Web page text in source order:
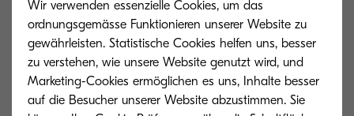
Garantiebedingung - Vor Ort
(Garantiebedingung_2021_Vor-Ort_DE.pdf)
290 KB | PDF
Wir verwenden essenzielle Cookies, um das
ordnungsgemässe Funktionieren unserer Website zu
gewährleisten. Statistische Cookies helfen uns, besser
zu verstehen, wie unsere Website genutzt wird, und
Marketing-Cookies ermöglichen es uns, Inhalte besser
auf die Besucher unserer Website abzustimmen. Sie